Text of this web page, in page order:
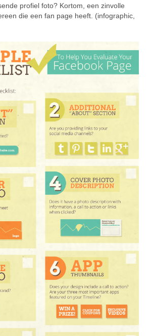
profiel foto? Kortom, een zinvolle
die een fan page heeft. (infographic,